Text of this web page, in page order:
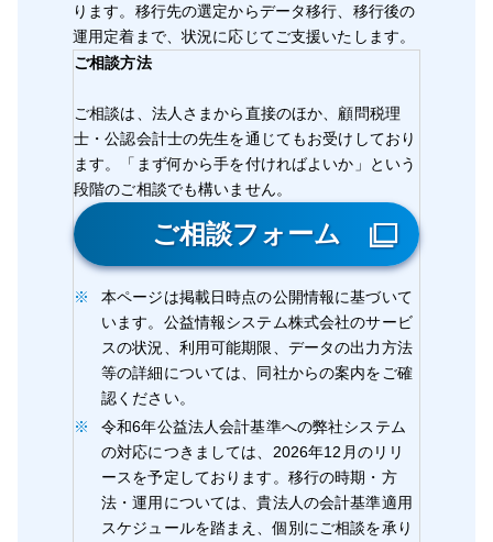
ります。移行先の選定からデータ移行、移行後の
運用定着まで、状況に応じてご支援いたします。
ご相談方法
ご相談は、法人さまから直接のほか、顧問税理
士・公認会計士の先生を通じてもお受けしており
ます。「まず何から手を付ければよいか」という
段階のご相談でも構いません。
ご相談フォーム
本ページは掲載日時点の公開情報に基づいて
います。公益情報システム株式会社のサービ
スの状況、利用可能期限、データの出力方法
等の詳細については、同社からの案内をご確
認ください。
令和6年公益法人会計基準への弊社システム
の対応につきましては、2026年12月のリリ
ースを予定しております。移行の時期・方
法・運用については、貴法人の会計基準適用
スケジュールを踏まえ、個別にご相談を承り